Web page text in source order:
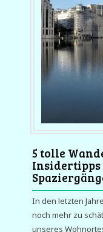
5 tolle
Insidertipps
In den letzten
noch mehr zu
unseres